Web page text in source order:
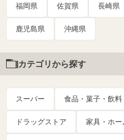
福岡県 佐賀県 長崎県
鹿児島県 沖縄県
カテゴリから探す
スーパー 食品・菓子・飲
ドラッグストア 家具・ホー